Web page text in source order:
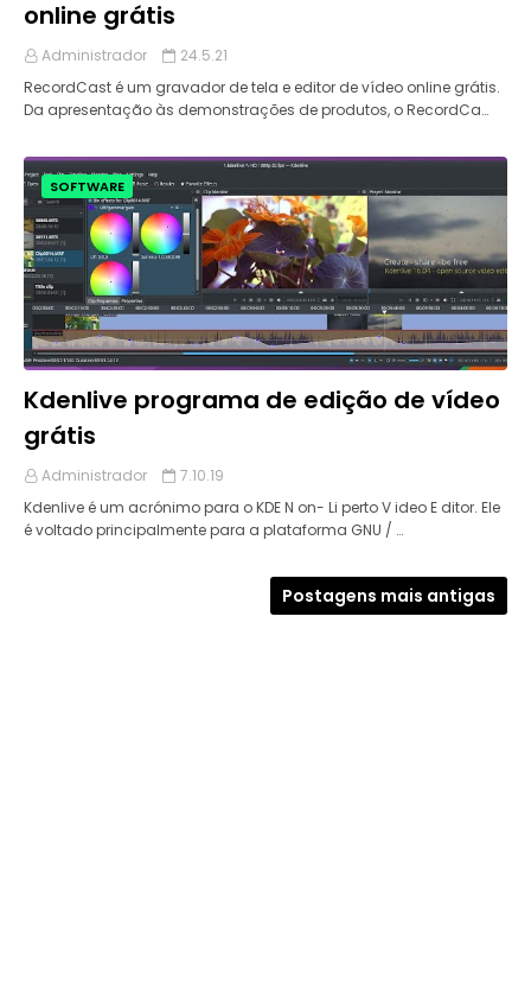
online grátis
Administrador
24.5.21
RecordCast é um gravador de tela e editor de vídeo online grátis.
Da apresentação às demonstrações de produtos, o RecordCa…
SOFTWARE
Kdenlive programa de edição de vídeo
grátis
Administrador
7.10.19
Kdenlive é um acrónimo para o KDE N on- Li perto V ideo E ditor. Ele
é voltado principalmente para a plataforma GNU / …
Postagens mais antigas